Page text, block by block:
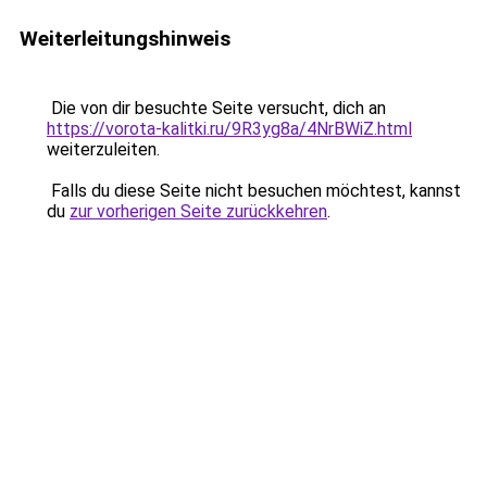
Weiterleitungshinweis
Die von dir besuchte Seite versucht, dich an
https://vorota-kalitki.ru/9R3yg8a/4NrBWiZ.html
weiterzuleiten.
Falls du diese Seite nicht besuchen möchtest, kannst
du zur vorherigen Seite zurückkehren.